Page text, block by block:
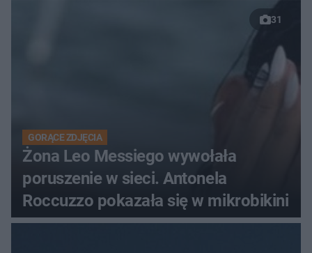
31
GORĄCE ZDJĘCIA
Żona Leo Messiego wywołała
poruszenie w sieci. Antonela
Roccuzzo pokazała się w mikrobikini